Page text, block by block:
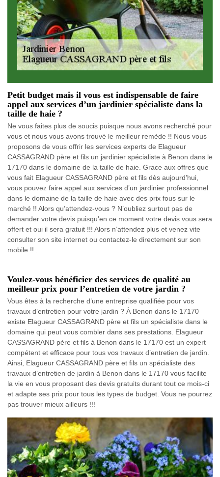
Petit budget mais il vous est indispensable de faire
appel aux services d’un jardinier spécialiste dans la
taille de haie ?
Ne vous faites plus de soucis puisque nous avons recherché pour
vous et nous vous avons trouvé le meilleur remède !! Nous vous
proposons de vous offrir les services experts de Elagueur
CASSAGRAND père et fils un jardinier spécialiste à Benon dans le
17170 dans le domaine de la taille de haie. Grace aux offres que
vous fait Elagueur CASSAGRAND père et fils dès aujourd’hui,
vous pouvez faire appel aux services d’un jardinier professionnel
dans le domaine de la taille de haie avec des prix fous sur le
marché !! Alors qu’attendez-vous ? N’oubliez surtout pas de
demander votre devis puisqu’en ce moment votre devis vous sera
offert et oui il sera gratuit !!! Alors n’attendez plus et venez vite
consulter son site internet ou contactez-le directement sur son
mobile !! .
Voulez-vous bénéficier des services de qualité au
meilleur prix pour l’entretien de votre jardin ?
Vous êtes à la recherche d’une entreprise qualifiée pour vos
travaux d’entretien pour votre jardin ? À Benon dans le 17170
existe Elagueur CASSAGRAND père et fils un spécialiste dans le
domaine qui peut vous combler dans ses prestations. Elagueur
CASSAGRAND père et fils à Benon dans le 17170 est un expert
compétent et efficace pour tous vos travaux d’entretien de jardin.
Ainsi, Elagueur CASSAGRAND père et fils un spécialiste des
travaux d’entretien de jardin à Benon dans le 17170 vous facilite
la vie en vous proposant des devis gratuits durant tout ce mois-ci
et adapte ses prix pour tous les types de budget. Vous ne pourrez
pas trouver mieux ailleurs !!!